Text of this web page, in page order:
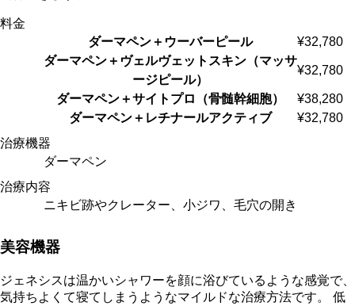
料金
ダーマペン＋ウーバーピール
¥32,780
ダーマペン＋ヴェルヴェットスキン（マッサ
ージピール）
¥32,780
ダーマペン＋サイトプロ（骨髄幹細胞）
¥38,280
ダーマペン＋レチナールアクティブ
¥32,780
治療機器
ダーマペン
治療内容
ニキビ跡やクレーター、小ジワ、毛穴の開き
美容機器
ジェネシスは温かいシャワーを顔に浴びているような感覚で、
気持ちよくて寝てしまうようなマイルドな治療方法です。 低